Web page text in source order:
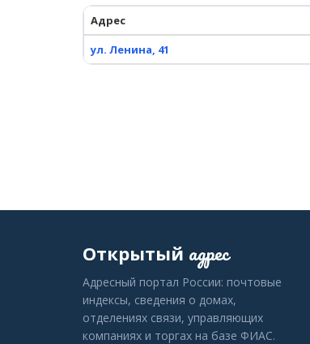
Адрес
ул. Ленина, 41
Открытый адрес
Адресный портал России: почтовые
индексы, сведения о домах,
отделениях связи, управляющих
компаниях и торгах на базе ФИАС.